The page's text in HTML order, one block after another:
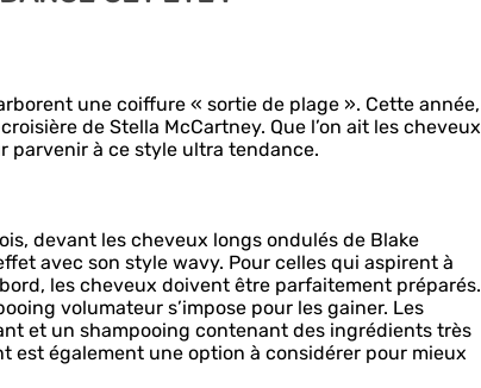
une coiffure « sortie de plage ». Cette année,
de Stella McCartney. Que l’on ait les cheveux
parvenir à ce style ultra tendance.
devant les cheveux longs ondulés de Blake
avec son style wavy. Pour celles qui aspirent à
les cheveux doivent être parfaitement préparés.
volumateur s’impose pour les gainer. Les
et un shampooing contenant des ingrédients très
est également une option à considérer pour mieux